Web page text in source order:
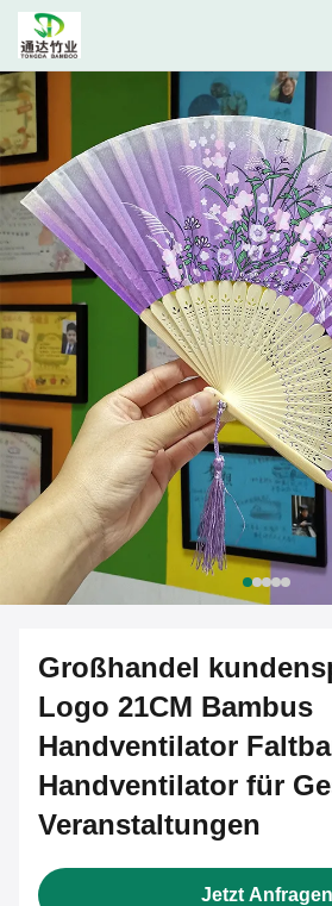
Großhandel
Logo 21CM Bambus
Handventilator
Handventilator für
Veranstaltungen
Jetzt Anfragen